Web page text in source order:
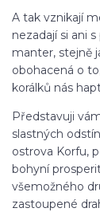
A tak vznikají
nezadají si ani
manter, stejně
obohacená o
korálků nás
Představuji
slastných
ostrova Korfu,
bohyní
všemožného
zastoupené